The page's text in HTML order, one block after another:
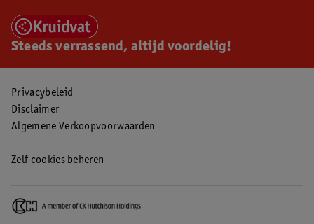
Steeds verrassend, altijd voordelig!
Privacybeleid
Disclaimer
Algemene Verkoopvoorwaarden
Zelf cookies beheren